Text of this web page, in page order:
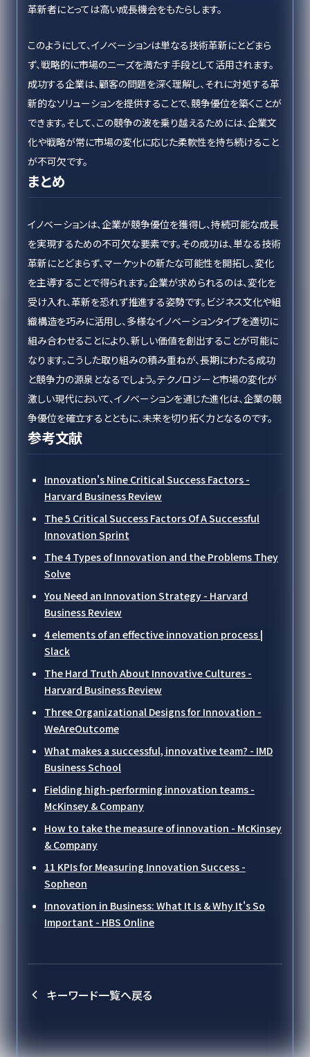
革新者にとっては高い成長機会をもたらします。
このようにして、イノベーションは単なる技術革新にとどまら
ず、戦略的に市場のニーズを満たす手段として活用されます。
成功する企業は、顧客の問題を深く理解し、それに対処する革
新的なソリューションを提供することで、競争優位を築くことが
できます。そして、この競争の波を乗り越えるためには、企業文
化や戦略が常に市場の変化に応じた柔軟性を持ち続けること
が不可欠です。
まとめ
イノベーションは、企業が競争優位を獲得し、持続可能な成長
を実現するための不可欠な要素です。その成功は、単なる技術
革新にとどまらず、マーケットの新たな可能性を開拓し、変化
を主導することで得られます。企業が求められるのは、変化を
受け入れ、革新を恐れず推進する姿勢です。ビジネス文化や組
織構造を巧みに活用し、多様なイノベーションタイプを適切に
組み合わせることにより、新しい価値を創出することが可能に
なります。こうした取り組みの積み重ねが、長期にわたる成功
と競争力の源泉となるでしょう。テクノロジーと市場の変化が
激しい現代において、イノベーションを通じた進化は、企業の競
争優位を確立するとともに、未来を切り拓く力となるのです。
参考文献
Innovation's Nine Critical Success Factors -
Harvard Business Review
The 5 Critical Success Factors Of A Successful
Innovation Sprint
The 4 Types of Innovation and the Problems They
Solve
You Need an Innovation Strategy - Harvard
Business Review
4 elements of an effective innovation process |
Slack
The Hard Truth About Innovative Cultures -
Harvard Business Review
Three Organizational Designs for Innovation -
WeAreOutcome
What makes a successful, innovative team? - IMD
Business School
Fielding high-performing innovation teams -
McKinsey & Company
How to take the measure of innovation - McKinsey
& Company
11 KPIs for Measuring Innovation Success -
Sopheon
Innovation in Business: What It Is & Why It's So
Important - HBS Online
キーワード一覧へ戻る